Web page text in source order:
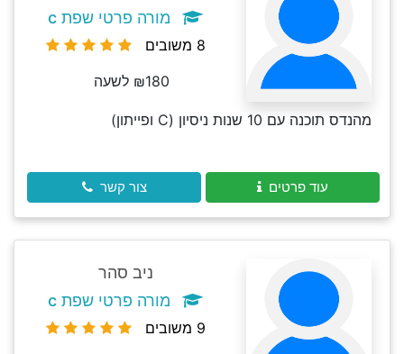
מורה פרטי שפת c
8 משובים
₪180 לשעה
מהנדס תוכנה עם 10 שנות ניסיון (C ופייתון)
עוד פרטים צור קשר
ניב סהר
מורה פרטי שפת c
9 משובים